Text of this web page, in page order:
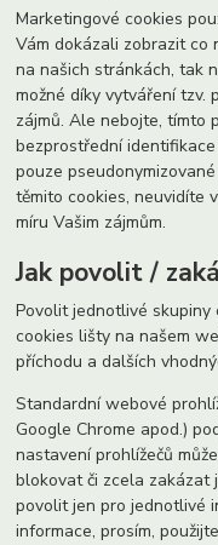
Marketingové cookies
Vám dokázali zobrazit co
na našich stránkách, tak
možné díky vytváření tzv.
zájmů. Ale nebojte, tímto
bezprostřední
pouze
těmito cookies, neuvidíte
míru Vašim zájmům.
Jak povolit /
Povolit jednotlivé skupiny
cookies lišty na našem
příchodu a dalších
Standardní webové
Google Chrome apod.)
nastavení prohlížečů
blokovat či zcela zakázat
povolit jen pro jednotlivé
informace, prosím,